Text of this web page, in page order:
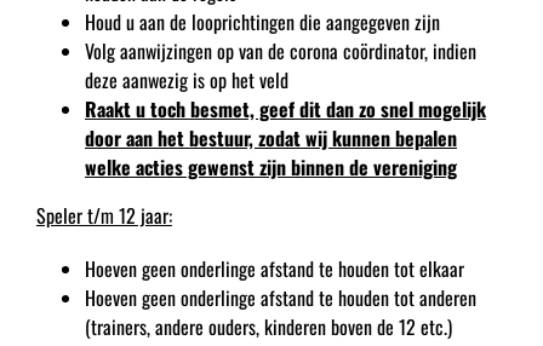
Houd u aan de looprichtingen die aangegeven zijn
Volg aanwijzingen op van de corona coördinator, indien
deze aanwezig is op het veld
Raakt u toch besmet, geef dit dan zo snel mogelijk
door aan het bestuur, zodat wij kunnen bepalen
welke acties gewenst zijn binnen de vereniging
Speler t/m 12 jaar:
Hoeven geen onderlinge afstand te houden tot elkaar
Hoeven geen onderlinge afstand te houden tot anderen
(trainers, andere ouders, kinderen boven de 12 etc.)